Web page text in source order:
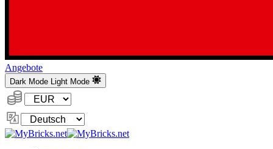
Angebote
Dark Mode Light Mode
Währung:
Sprache
ändern